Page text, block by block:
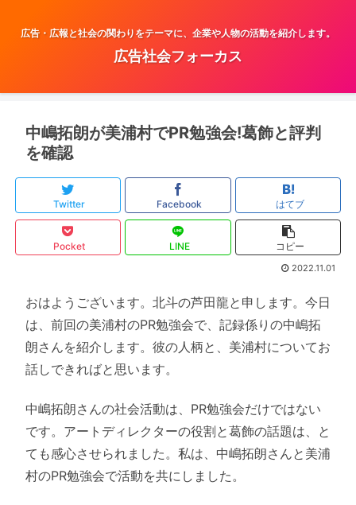
広告・広報と社会の関わりをテーマに、企業や人物の活動を紹介します。
広告社会フォーカス
中嶋拓朗が美浦村でPR勉強会!葛飾と評判
を確認
Twitter Facebook はてブ
Pocket LINE コピー
2022.11.01
おはようございます。北斗の芦田龍と申します。今日
は、前回の美浦村のPR勉強会で、記録係りの中嶋拓
朗さんを紹介します。彼の人柄と、美浦村についてお
話しできればと思います。
中嶋拓朗さんの社会活動は、PR勉強会だけではない
です。アートディレクターの役割と葛飾の話題は、と
ても感心させられました。私は、中嶋拓朗さんと美浦
村のPR勉強会で活動を共にしました。